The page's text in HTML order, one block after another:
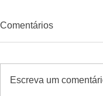
Comentários
Escreva um